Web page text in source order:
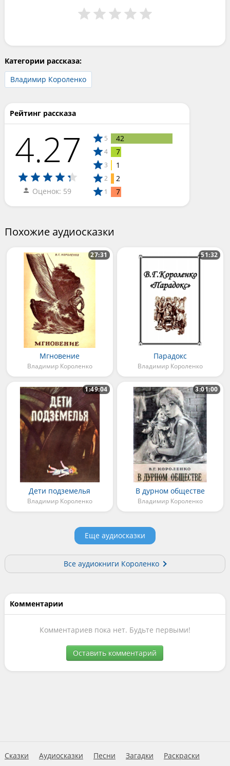
Категории рассказа:
Владимир Короленко
Рейтинг рассказа
4.27
Оценок: 59
5 42
4 7
3 1
2 2
1 7
Похожие аудиосказки
Мгновение
Владимир Короленко
27:31
Парадокс
Владимир Короленко
51:32
Дети подземелья
Владимир Короленко
1:49:04
В дурном обществе
Владимир Короленко
3:01:00
Еще аудиосказки
Все аудиокниги Короленко
Комментарии
Комментариев пока нет. Будьте первыми!
Оставить комментарий
Сказки Аудиосказки Песни Загадки
Раскраски